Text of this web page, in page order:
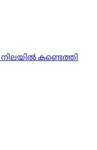
നിലയിൽ കണ്ടെത്തി